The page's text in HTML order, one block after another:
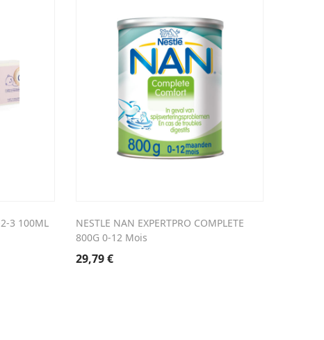
3 100ML
NESTLE NAN EXPERTPRO COMPLETE
800G 0-12 Mois
29,79€